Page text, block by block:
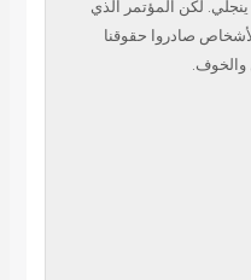
ينجلي. لكن المؤتمر الذي
صادروا حقوقنا
والخوف.